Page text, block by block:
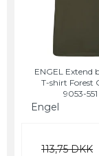
ENGEL Extend
T-shirt Forest
9053-551
Engel
113,75 DKK